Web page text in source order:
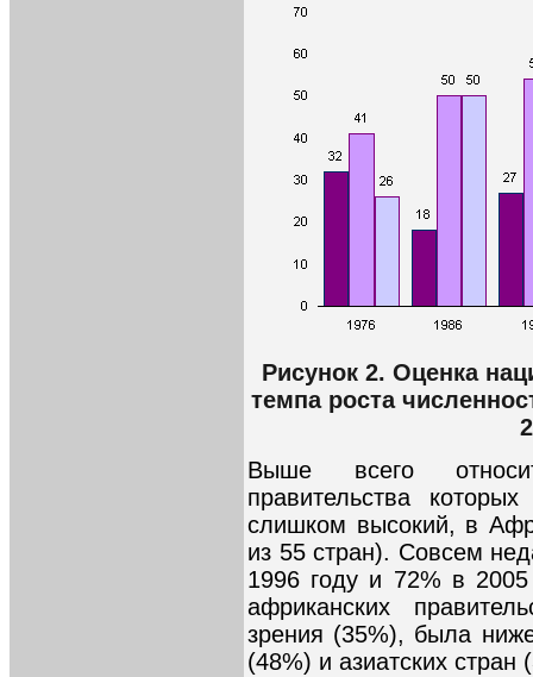
Рисунок 2. Оценка
темпа роста
Выше всего
правительства
слишком высокий, в
из 55 стран). Совсем
1996 году и 72% в
африканских
зрения (35%), была
(48%) и азиатских стран